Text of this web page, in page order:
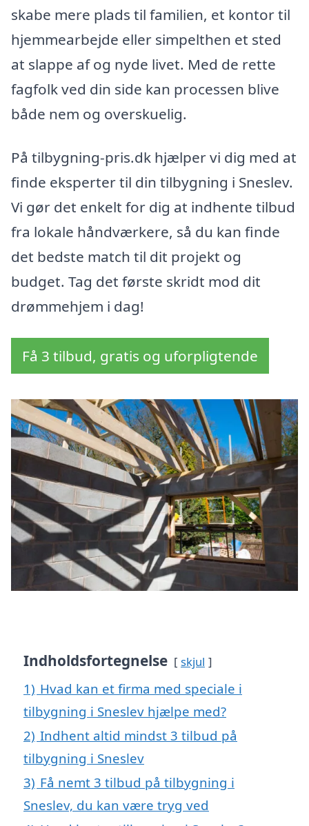
skabe mere plads til familien, et kontor til
hjemmearbejde eller simpelthen et sted
at slappe af og nyde livet. Med de rette
fagfolk ved din side kan processen blive
både nem og overskuelig.
På tilbygning-pris.dk hjælper vi dig med at
finde eksperter til din tilbygning i Sneslev.
Vi gør det enkelt for dig at indhente tilbud
fra lokale håndværkere, så du kan finde
det bedste match til dit projekt og
budget. Tag det første skridt mod dit
drømmehjem i dag!
Få 3 tilbud, gratis og uforpligtende
Indholdsfortegnelse skjul
1) Hvad kan et firma med speciale i
tilbygning i Sneslev hjælpe med?
2) Indhent altid mindst 3 tilbud på
tilbygning i Sneslev
3) Få nemt 3 tilbud på tilbygning i
Sneslev, du kan være tryg ved